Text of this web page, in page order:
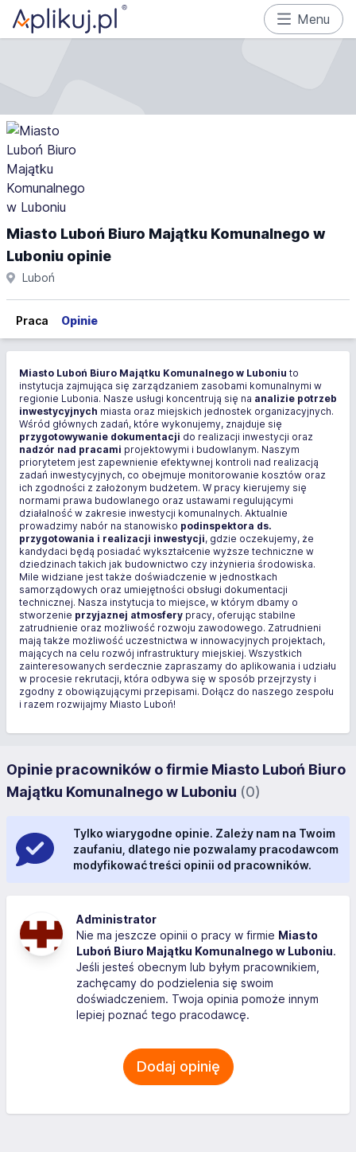
Menu
Miasto Luboń Biuro Majątku Komunalnego w
Luboniu opinie
Luboń
Praca Opinie
Miasto Luboń Biuro Majątku Komunalnego w Luboniu to
instytucja zajmująca się zarządzaniem zasobami komunalnymi w
regionie Lubonia. Nasze usługi koncentrują się na analizie potrzeb
inwestycyjnych miasta oraz miejskich jednostek organizacyjnych.
Wśród głównych zadań, które wykonujemy, znajduje się
przygotowywanie dokumentacji do realizacji inwestycji oraz
nadzór nad pracami projektowymi i budowlanym. Naszym
priorytetem jest zapewnienie efektywnej kontroli nad realizacją
zadań inwestycyjnych, co obejmuje monitorowanie kosztów oraz
ich zgodności z założonym budżetem. W pracy kierujemy się
normami prawa budowlanego oraz ustawami regulującymi
działalność w zakresie inwestycji komunalnych. Aktualnie
prowadzimy nabór na stanowisko podinspektora ds.
przygotowania i realizacji inwestycji, gdzie oczekujemy, że
kandydaci będą posiadać wykształcenie wyższe techniczne w
dziedzinach takich jak budownictwo czy inżynieria środowiska.
Mile widziane jest także doświadczenie w jednostkach
samorządowych oraz umiejętności obsługi dokumentacji
technicznej. Nasza instytucja to miejsce, w którym dbamy o
stworzenie przyjaznej atmosfery pracy, oferując stabilne
zatrudnienie oraz możliwość rozwoju zawodowego. Zatrudnieni
mają także możliwość uczestnictwa w innowacyjnych projektach,
mających na celu rozwój infrastruktury miejskiej. Wszystkich
zainteresowanych serdecznie zapraszamy do aplikowania i udziału
w procesie rekrutacji, która odbywa się w sposób przejrzysty i
zgodny z obowiązującymi przepisami. Dołącz do naszego zespołu
i razem rozwijajmy Miasto Luboń!
Opinie pracowników o firmie Miasto Luboń Biuro
Majątku Komunalnego w Luboniu (0)
Tylko wiarygodne opinie. Zależy nam na Twoim
zaufaniu, dlatego nie pozwalamy pracodawcom
modyfikować treści opinii od pracowników.
Administrator
Nie ma jeszcze opinii o pracy w firmie Miasto
Luboń Biuro Majątku Komunalnego w Luboniu.
Jeśli jesteś obecnym lub byłym pracownikiem,
zachęcamy do podzielenia się swoim
doświadczeniem. Twoja opinia pomoże innym
lepiej poznać tego pracodawcę.
Dodaj opinię